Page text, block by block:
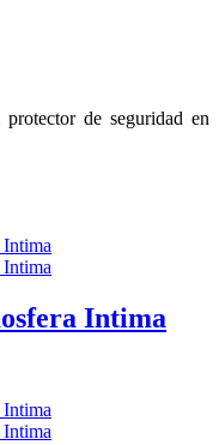
de seguridad en
Intima